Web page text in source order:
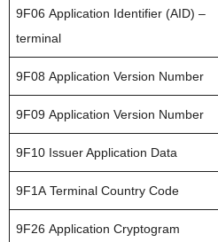
9F06 Application Identifier (AID) –
terminal
9F08 Application Version Number
9F09 Application Version Number
9F10 Issuer Application Data
9F1A Terminal Country Code
9F26 Application Cryptogram